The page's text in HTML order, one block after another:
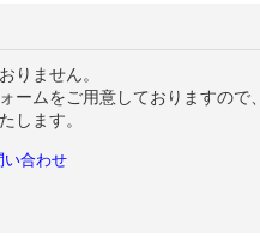
りません。
ームをご用意しておりますので
します。
い合わせ